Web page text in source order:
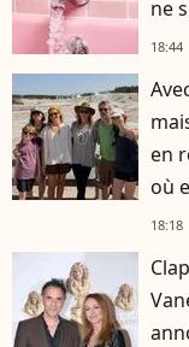
ne
18:44
en
où
18:18